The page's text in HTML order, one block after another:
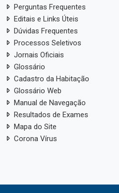
Perguntas Frequentes
Editais e Links Úteis
Dúvidas Frequentes
Processos Seletivos
Jornais Oficiais
Glossário
Cadastro da Habitação
Glossário Web
Manual de Navegação
Resultados de Exames
Mapa do Site
Corona Vírus